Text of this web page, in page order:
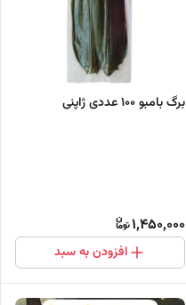
برگ بامبو ۱۰۰ عددی ژاپنی
1,450,000
افزودن به سبد